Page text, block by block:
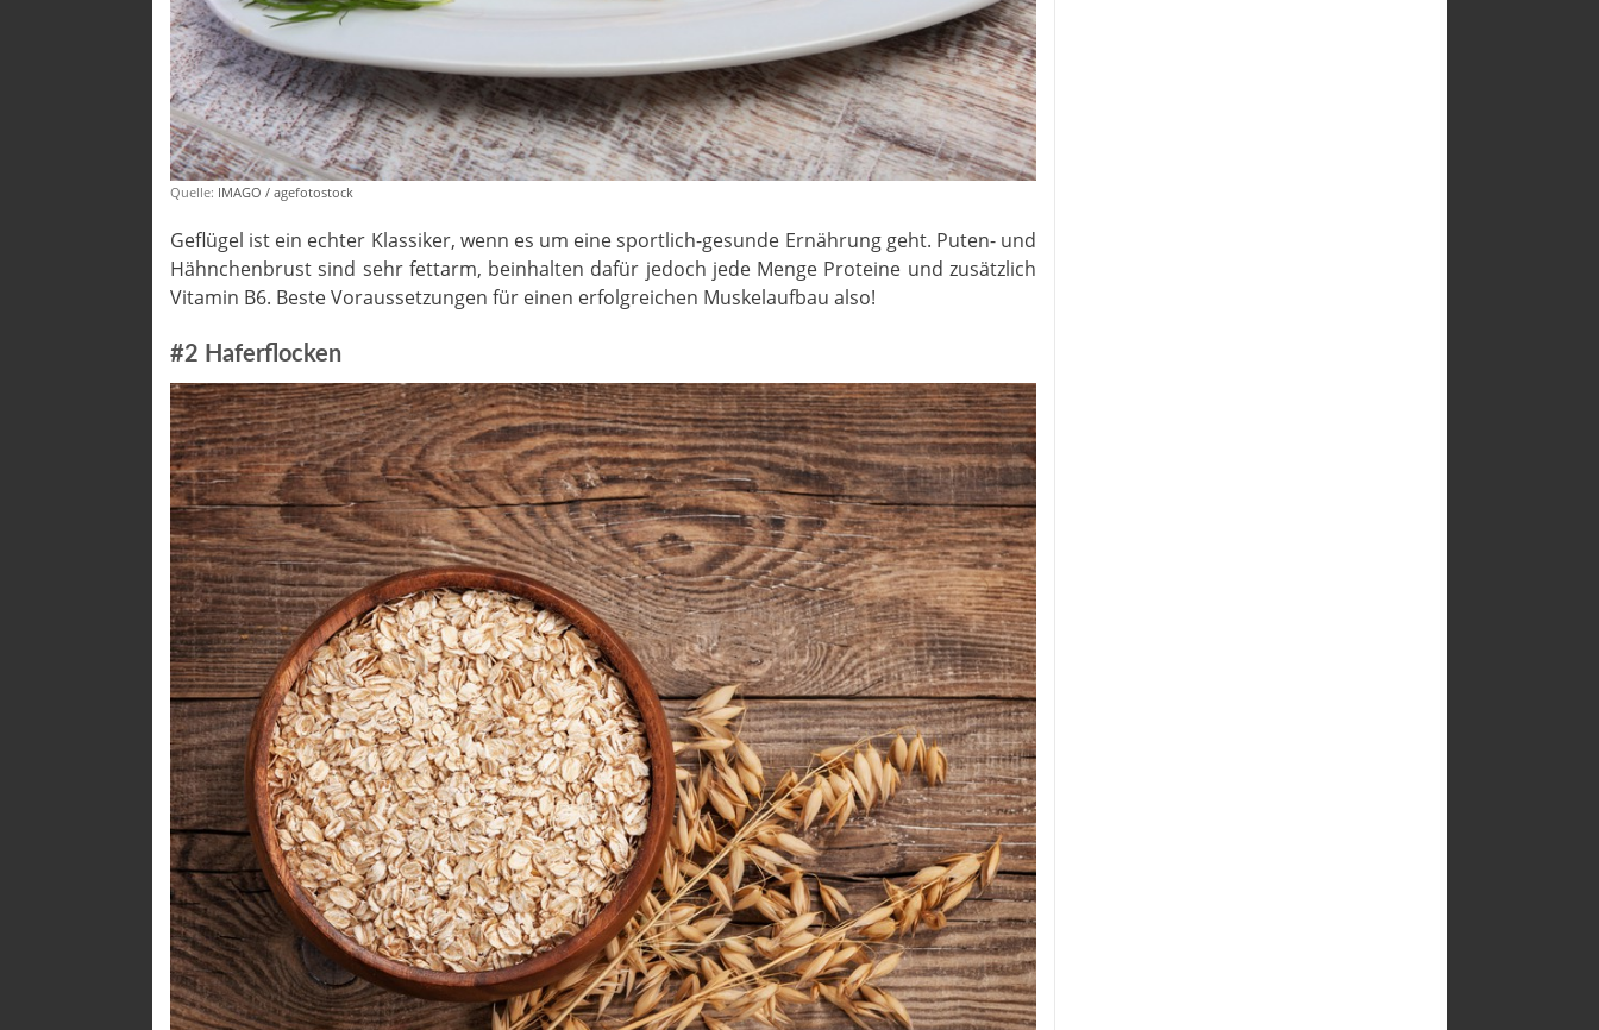
Quelle: IMAGO / agefotostock
Geflügel ist ein echter Klassiker, wenn es um eine sportlich-gesunde Ernährung geht. Puten- und
Hähnchenbrust sind sehr fettarm, beinhalten dafür jedoch jede Menge Proteine und zusätzlich
Vitamin B6. Beste Voraussetzungen für einen erfolgreichen Muskelaufbau also!
#2 Haferflocken